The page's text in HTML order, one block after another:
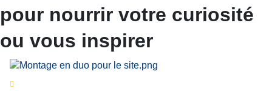
pour nourrir votre curiosité
ou vous inspirer